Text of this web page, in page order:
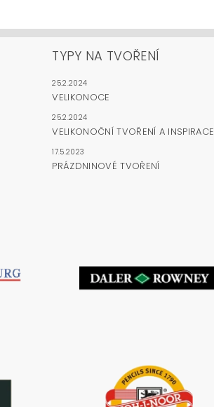
TYPY NA TVOŘENÍ
25.2.2024
VELIKONOCE
25.2.2024
VELIKONOČNÍ TVOŘENÍ A INSPIRACE
17.5.2023
PRÁZDNINOVÉ TVOŘENÍ